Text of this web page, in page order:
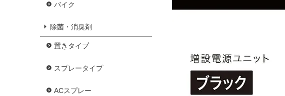
バイク
除菌・消臭剤
置きタイプ
スプレータイプ
ACスプレー